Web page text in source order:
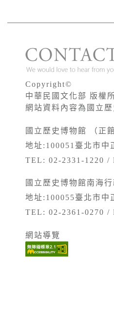
Copyright©
中華民國文化部 版權
網站資料內容為國立
國立歷史博物館 （正館
地址:100051臺北市中
TEL: 02-2331-1220 /
國立歷史博物館南海
地址:100055臺北市中
TEL: 02-2361-0270 /
網站導覽